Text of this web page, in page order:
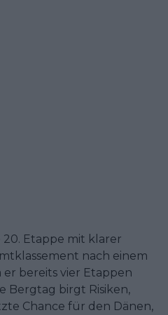
Etappe mit klarer
nach einem
bereits vier Etappen
Bergtag birgt Risiken,
Chance für den Dänen,